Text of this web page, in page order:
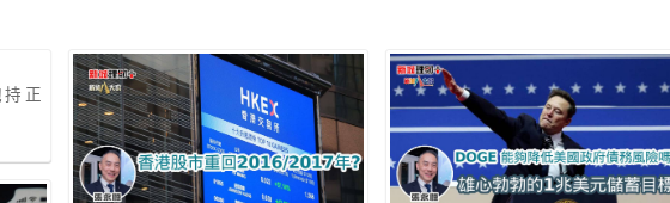
正